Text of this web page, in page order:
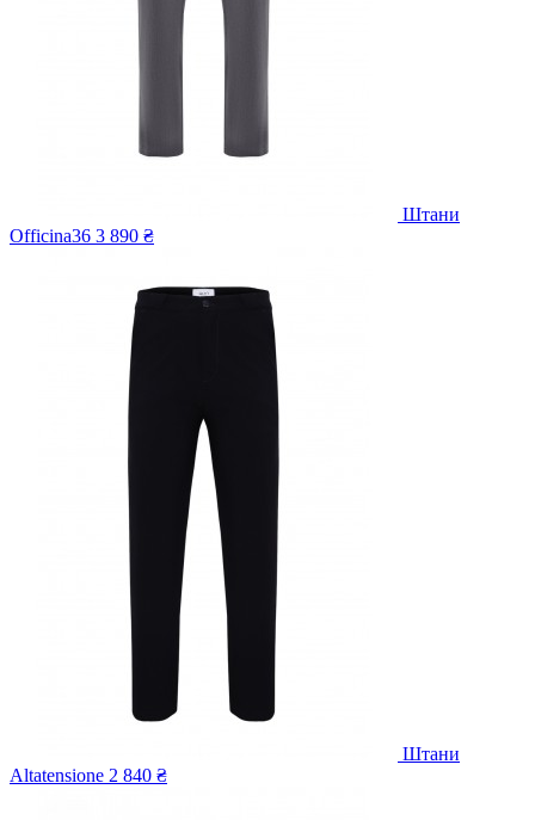
Штани
Officina36 3 890 ₴
Штани
Altatensione 2 840 ₴